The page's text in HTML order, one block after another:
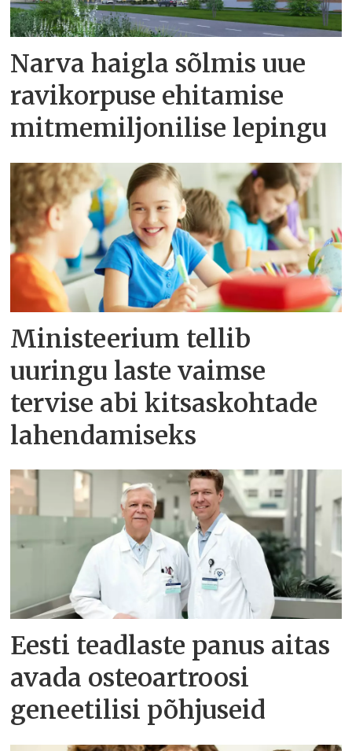
Narva haigla sõlmis uue
ravikorpuse ehitamise
mitmemiljonilise lepingu
Ministeerium tellib
uuringu laste vaimse
tervise abi kitsaskohtade
lahendamiseks
Eesti teadlaste panus aitas
avada osteoartroosi
geneetilisi põhjuseid